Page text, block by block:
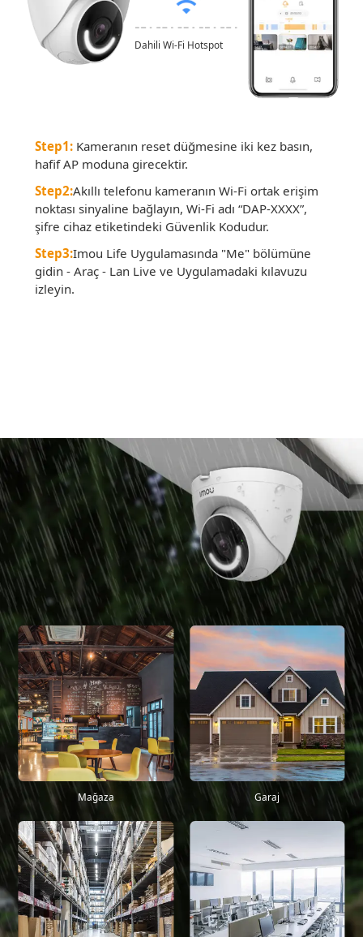
Dahili Wi-Fi Hotspot
Step1: Kameranın reset düğmesine iki kez basın,
hafif AP moduna girecektir.
Step2:Akıllı telefonu kameranın Wi-Fi ortak erişim
noktası sinyaline bağlayın, Wi-Fi adı “DAP-XXXX”,
şifre cihaz etiketindeki Güvenlik Kodudur.
Step3:Imou Life Uygulamasında "Me" bölümüne
gidin - Araç - Lan Live ve Uygulamadaki kılavuzu
izleyin.
Mağaza Garaj